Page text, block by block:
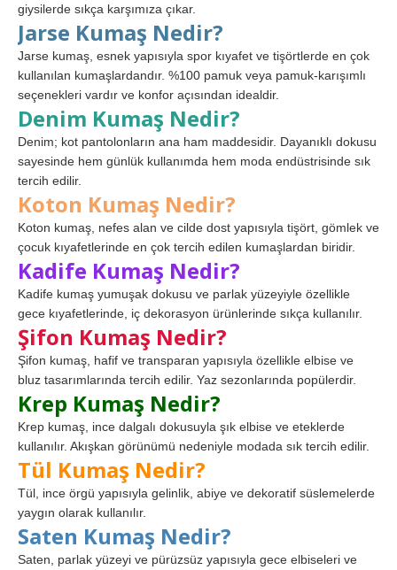
giysilerde sıkça karşımıza çıkar.
Jarse Kumaş Nedir?
Jarse kumaş, esnek yapısıyla spor kıyafet ve tişörtlerde en çok
kullanılan kumaşlardandır. %100 pamuk veya pamuk-karışımlı
seçenekleri vardır ve konfor açısından idealdir.
Denim Kumaş Nedir?
Denim; kot pantolonların ana ham maddesidir. Dayanıklı dokusu
sayesinde hem günlük kullanımda hem moda endüstrisinde sık
tercih edilir.
Koton Kumaş Nedir?
Koton kumaş, nefes alan ve cilde dost yapısıyla tişört, gömlek ve
çocuk kıyafetlerinde en çok tercih edilen kumaşlardan biridir.
Kadife Kumaş Nedir?
Kadife kumaş yumuşak dokusu ve parlak yüzeyiyle özellikle
gece kıyafetlerinde, iç dekorasyon ürünlerinde sıkça kullanılır.
Şifon Kumaş Nedir?
Şifon kumaş, hafif ve transparan yapısıyla özellikle elbise ve
bluz tasarımlarında tercih edilir. Yaz sezonlarında popülerdir.
Krep Kumaş Nedir?
Krep kumaş, ince dalgalı dokusuyla şık elbise ve eteklerde
kullanılır. Akışkan görünümü nedeniyle modada sık tercih edilir.
Tül Kumaş Nedir?
Tül, ince örgü yapısıyla gelinlik, abiye ve dekoratif süslemelerde
yaygın olarak kullanılır.
Saten Kumaş Nedir?
Saten, parlak yüzeyi ve pürüzsüz yapısıyla gece elbiseleri ve